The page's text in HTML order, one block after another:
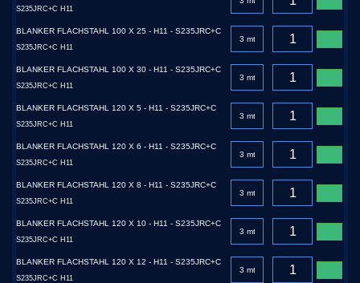
S235JRC+C H11
BLANKER FLACHSTAHL 100 X 25 - H11 - S235JRC+C
S235JRC+C H11
BLANKER FLACHSTAHL 100 X 30 - H11 - S235JRC+C
S235JRC+C H11
BLANKER FLACHSTAHL 120 X 5 - H11 - S235JRC+C
S235JRC+C H11
BLANKER FLACHSTAHL 120 X 6 - H11 - S235JRC+C
S235JRC+C H11
BLANKER FLACHSTAHL 120 X 8 - H11 - S235JRC+C
S235JRC+C H11
BLANKER FLACHSTAHL 120 X 10 - H11 - S235JRC+C
S235JRC+C H11
BLANKER FLACHSTAHL 120 X 12 - H11 - S235JRC+C
S235JRC+C H11